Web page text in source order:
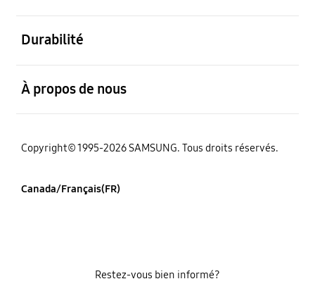
Durabilité
À propos de nous
Copyright© 1995-2026 SAMSUNG. Tous droits réservés.
Canada/Français(FR)
Restez-vous bien informé?